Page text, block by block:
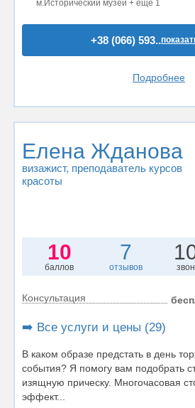
м.Исторический музей + ещё 1
+38 (066) 593..
Подробнее
Елена Жданова
визажист, преподаватель курсов
красоты
10
баллов
7
отзывов
Консультация
➡️ Все услуги и цены (29)
В каком образе предстать в день
события? Я помогу вам подобрать
изящную прическу. Многочасовая
эффект...